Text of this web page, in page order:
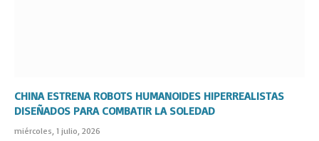
CHINA ESTRENA ROBOTS HUMANOIDES HIPERREALISTAS
DISEÑADOS PARA COMBATIR LA SOLEDAD
miércoles, 1 julio, 2026